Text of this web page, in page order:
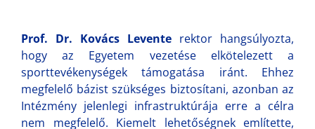
Prof. Dr. Kovács Levente rektor hangsúlyozta,
hogy az Egyetem vezetése elkötelezett a
sporttevékenységek támogatása iránt. Ehhez
megfelelő bázist szükséges biztosítani, azonban az
Intézmény jelenlegi infrastruktúrája erre a célra
nem megfelelő. Kiemelt lehetőségnek említette,